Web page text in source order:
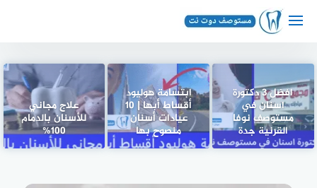
افضل 3 دكتورة
اسنان في
مستوصف نوفا
القرنية جدة
ابتسامة هوليود
أقساط أبها | 10
عيادات أسنان
منصوح بها
علاج مجاني
للأسنان بالدمام
100%